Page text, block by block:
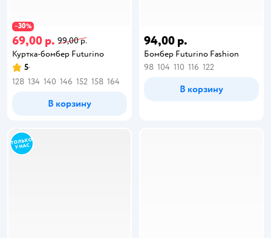
−30%
69,00 р. 99,00 р.
Куртка-бомбер Futurino
5
128 134 140 146 152 158 164
В корзину
94,00 р.
Бомбер Futurino Fashion
98 104 110 116 122
В корзину